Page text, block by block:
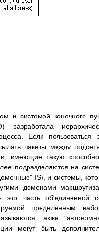
и системой конечного
разработала
Если пользоваться
пакеты между
имеющие такую
подразделяются на
IS), и системы,
доменами
часть об'единенной
пределенным
также
могут быть